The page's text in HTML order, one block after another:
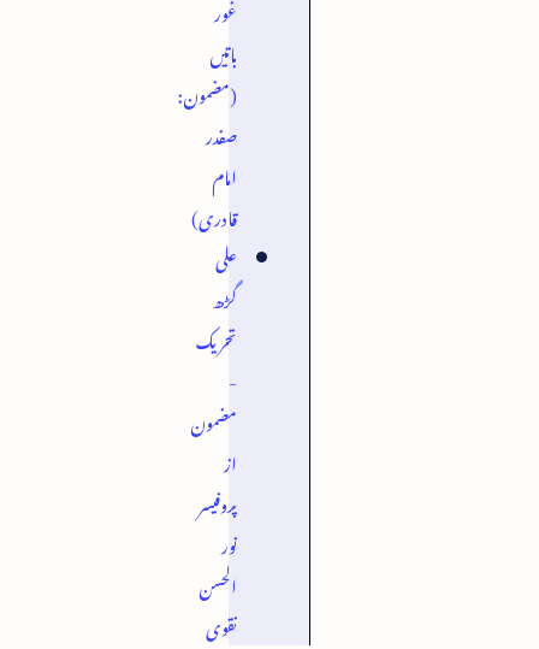
غور
باتیں
(مضمون:
صفدر
امام
قادری)
علی
گڑھ
تحریک
-
مضمون
از
پروفیسر
نور
الحسن
نقوی